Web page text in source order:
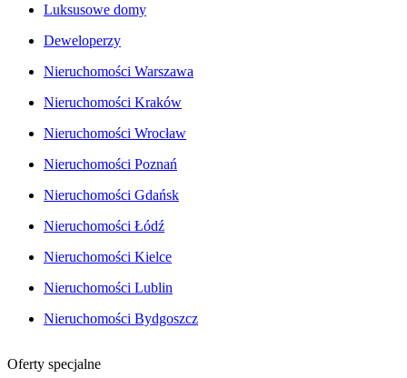
Luksusowe domy
Deweloperzy
Nieruchomości Warszawa
Nieruchomości Kraków
Nieruchomości Wrocław
Nieruchomości Poznań
Nieruchomości Gdańsk
Nieruchomości Łódź
Nieruchomości Kielce
Nieruchomości Lublin
Nieruchomości Bydgoszcz
Oferty specjalne